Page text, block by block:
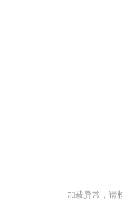
加载异常，请